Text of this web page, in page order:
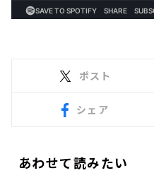
ポスト
シェア
あわせて読みたい